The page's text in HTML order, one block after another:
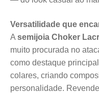
Versatilidade que
A semijoia Choker
muito procurada no
como destaque
colares, criando
personalidade.